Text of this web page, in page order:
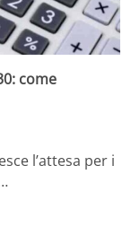
come
l’attesa per i